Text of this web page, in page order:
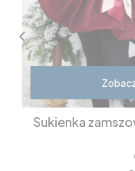
Sukienka